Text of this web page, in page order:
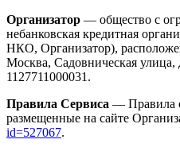
Организатор — общество с
небанковская кредитная
НКО, Организатор),
Москва, Садовническая
1127711000031.
Правила Сервиса — Правила
размещенные на сайте
id=527067.